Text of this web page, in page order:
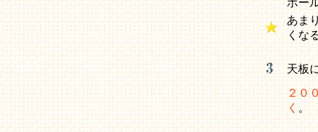
ボー
あま
くな
天板
２０
く。